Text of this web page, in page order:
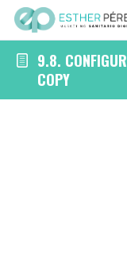
9.8.
COPY